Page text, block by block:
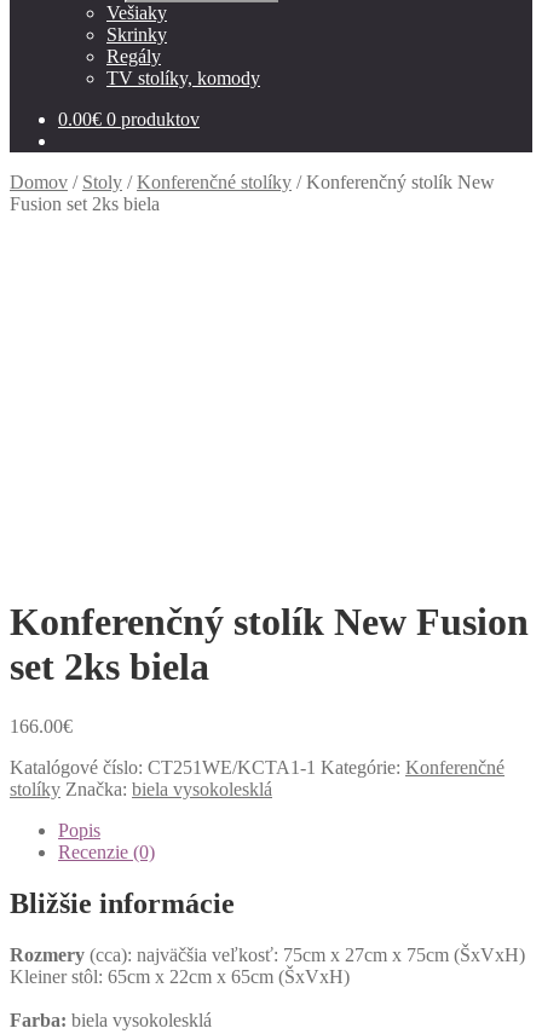
Vešiaky
Skrinky
Regály
TV stolíky, komody
0.00€ 0 produktov
Domov / Stoly /Konferenčné stolíky /Konferenčný stolík New
Fusion set 2ks biela
Konferenčný stolík New Fusion
set 2ks biela
166.00€
Katalógové číslo: CT251WE/KCTA1-1 Kategórie: Konferenčné
stolíky Značka: biela vysokolesklá
Popis
Recenzie (0)
Bližšie informácie
Rozmery (cca): najväčšia veľkosť: 75cm x 27cm x 75cm (ŠxVxH)
Kleiner stôl: 65cm x 22cm x 65cm (ŠxVxH)
Farba: biela vysokolesklá